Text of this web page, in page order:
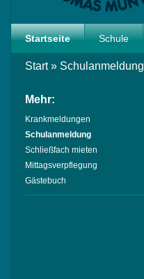
Startseite Schule
Start» Schulanmeldung
Mehr:
Krankmeldungen
Schulanmeldung
Schließfach mieten
Mittagsverpflegung
Gästebuch